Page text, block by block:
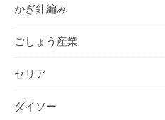
かぎ針編み
ごしょう産業
セリア
ダイソー